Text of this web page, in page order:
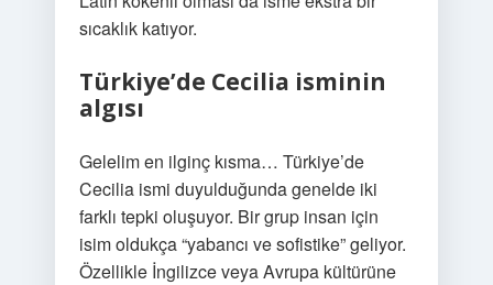
sıcaklık katıyor.
Türkiye’de Cecilia isminin
algısı
Gelelim en ilginç kısma… Türkiye’de
Cecilia ismi duyulduğunda genelde iki
farklı tepki oluşuyor. Bir grup insan için
isim oldukça “yabancı ve sofistike” geliyor.
Özellikle İngilizce veya Avrupa kültürüne